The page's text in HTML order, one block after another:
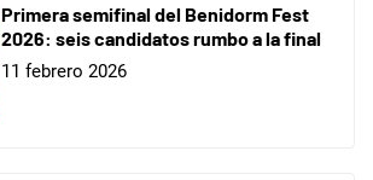
Primera semifinal del Benidorm Fest
2026: seis candidatos rumbo a la final
11 febrero 2026